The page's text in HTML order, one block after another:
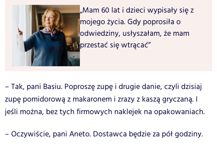
„Mam 60 lat i dzieci wypisały się z
mojego życia. Gdy poprosiła o
odwiedziny, usłyszałam, że mam
przestać się wtrącać”
– Tak, pani Basiu. Poproszę zupę i drugie danie, czyli dzisiaj
zupę pomidorową z makaronem i zrazy z kaszą gryczaną. I
jeśli można, bez tych firmowych naklejek na opakowaniach.
– Oczywiście, pani Aneto. Dostawca będzie za pół godziny.